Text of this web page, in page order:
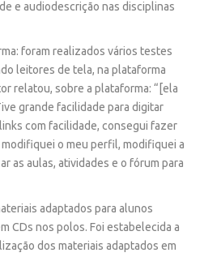
e audiodescrição nas disciplinas
: foram realizados vários testes
leitores de tela, na plataforma
relatou, sobre a plataforma: “[ela
grande facilidade para digitar
com facilidade, consegui fazer
o meu perfil, modifiquei a
as aulas, atividades e o fórum para
adaptados para alunos
CDs nos polos. Foi estabelecida a
dos materiais adaptados em